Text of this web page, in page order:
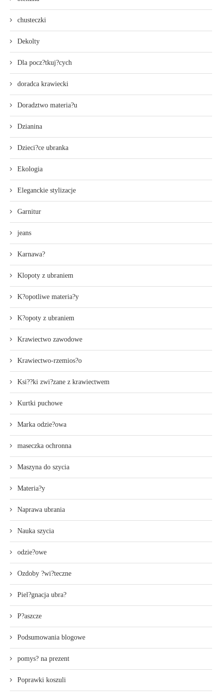
chusteczki
Dekolty
Dla pocz?tkuj?cych
doradca krawiecki
Doradztwo materia?u
Dzianina
Dzieci?ce ubranka
Ekologia
Eleganckie stylizacje
Garnitur
jeans
Karnawa?
Klopoty z ubraniem
K?opotliwe materia?y
K?opoty z ubraniem
Krawiectwo zawodowe
Krawiectwo-rzemios?o
Ksi??ki zwi?zane z krawiectwem
Kurtki puchowe
Marka odzie?owa
maseczka ochronna
Maszyna do szycia
Materia?y
Naprawa ubrania
Nauka szycia
odzie?owe
Ozdoby ?wi?teczne
Piel?gnacja ubra?
P?aszcze
Podsumowania blogowe
pomys? na prezent
Poprawki koszuli